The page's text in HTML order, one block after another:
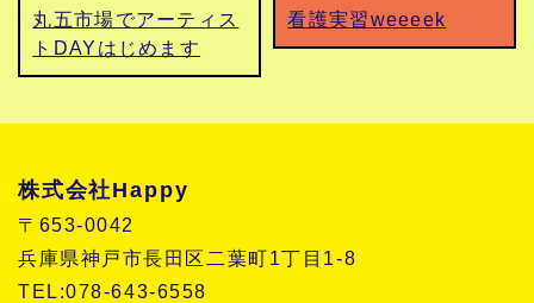
丸五市場でアーティス
トDAYはじめます
看護実習weeeek
株式会社Happy
〒653-0042
兵庫県神戸市長田区二葉町1丁目1-8
TEL:078-643-6558